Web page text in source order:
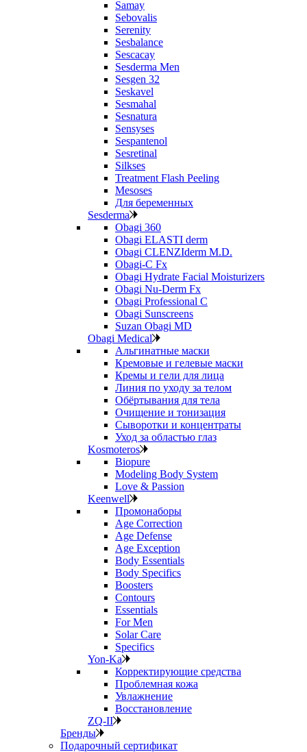
Samay
Sebovalis
Serenity
Sesbalance
Sescacay
Sesderma Men
Sesgen 32
Seskavel
Sesmahal
Sesnatura
Sensyses
Sespantenol
Sesretinal
Silkses
Treatment Flash Peeling
Mesoses
Для беременных
Sesderma
Obagi 360
Obagi ELASTI derm
Obagi CLENZIderm M.D.
Obagi-C Fx
Obagi Hydrate Facial Moisturizers
Obagi Nu-Derm Fx
Obagi Professional C
Obagi Sunscreens
Suzan Obagi MD
Obagi Medical
Альгинатные маски
Кремовые и гелевые маски
Кремы и гели для лица
Линия по уходу за телом
Обёртывания для тела
Очищение и тонизация
Сыворотки и концентраты
Уход за областью глаз
Kosmoteros
Biopure
Modeling Body System
Love & Passion
Keenwell
Промонаборы
Age Correction
Age Defense
Age Exception
Body Essentials
Body Specifics
Boosters
Contours
Essentials
For Men
Solar Care
Specifics
Yon-Ka
Корректирующие средства
Проблемная кожа
Увлажнение
Восстановление
ZQ-II
Бренды
Подарочный сертификат